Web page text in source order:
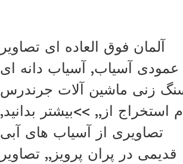
آلمان فوق العاده ای تصاویر
عمودی آسیاب, آسیاب دانه ای
زنی ماشین آلات جرندرس
استخراج از,, >>بیشتر بدانید,
تصاویری از آسیاب های آبی
قدیمی در پران پرویز,, تصاویر